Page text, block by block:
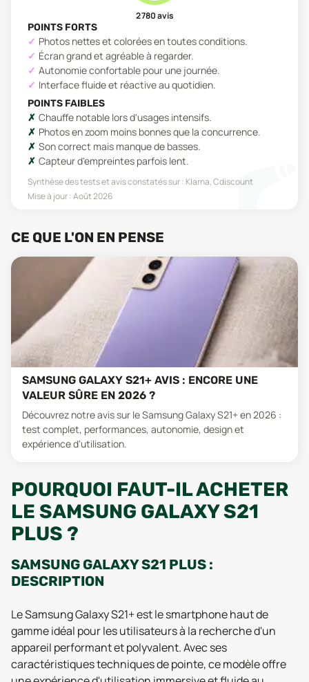
2 780avis
POINTS FORTS
Photos nettes et colorées en toutes conditions.
Écran grand et agréable à regarder.
Autonomie confortable pour une journée.
Interface fluide et réactive au quotidien.
POINTS FAIBLES
Chauffe notable lors d'usages intensifs.
Photos en zoom moins bonnes que la concurrence.
Son correct mais manque de basses.
Capteur d'empreintes parfois lent.
Synthèse des tests et avis constatés sur : Klarna, Cdiscount
Mise à jour :Août 2026
CE QUE L'ON EN PENSE
SAMSUNG GALAXY S21+ AVIS : ENCORE UNE
VALEUR SÛRE EN 2026 ?
Découvrez notre avis sur le Samsung Galaxy S21+ en 2026 :
test complet, performances, autonomie, design et
expérience d'utilisation.
POURQUOI FAUT-IL ACHETER
LE SAMSUNG GALAXY S21
PLUS ?
SAMSUNG GALAXY S21 PLUS :
DESCRIPTION
Le Samsung Galaxy S21+ est le smartphone haut de
gamme idéal pour les utilisateurs à la recherche d'un
appareil performant et polyvalent. Avec ses
caractéristiques techniques de pointe, ce modèle offre